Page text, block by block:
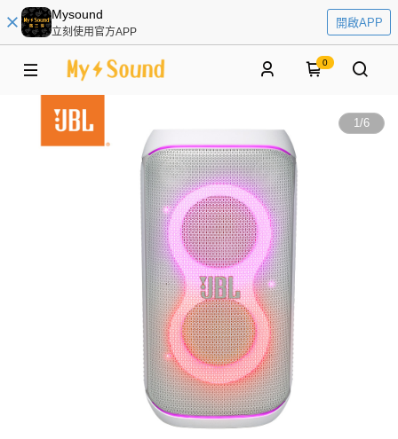
Mysound
立刻使用官方APP
開啟APP
0
1/6